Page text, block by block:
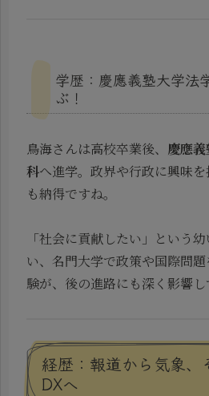
学歴：慶應義塾大学法
ぶ！
鳥海さんは高校卒業後、 慶應
科へ進学。政界や行政に興味
も納得ですね。
「社会に貢献したい」という
い、名門大学で政策や国際問
験が、後の進路にも深く影響し
経歴：報道から気象、
DXへ